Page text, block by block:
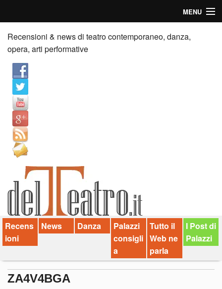
MENU
Home
Recensioni
Anticipazioni
News
Palazzi consiglia
Video
Chi siamo
Contatti
dT in English
Recensioni & news di teatro contemporaneo, danza,
opera, arti performative
Recens
ioni
News Danza
Palazzi
consigli
a
Tutto il
Web ne
parla
I Post di
Palazzi
ZA4V4BGA